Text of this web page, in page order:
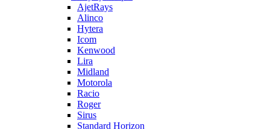
AjetRays
Alinco
Hytera
Icom
Kenwood
Lira
Midland
Motorola
Racio
Roger
Sirus
Standard Horizon